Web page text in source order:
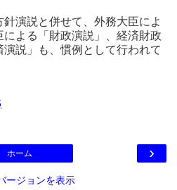
演説と併せて、外務大臣によ
よる「財政演説」、経済財政
説」も、慣例として行われて
›
ホーム
ージョンを表示